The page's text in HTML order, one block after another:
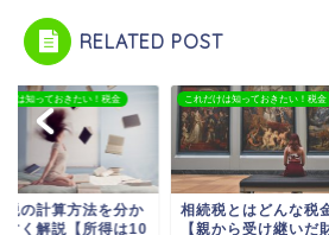
RELATED POST
けは知っておきたい！税金
税とはどんな税金？
から受け継いだ財産
これだけは知っておきたい！税金
ふるさと納税ってど
制度？【税金でおい